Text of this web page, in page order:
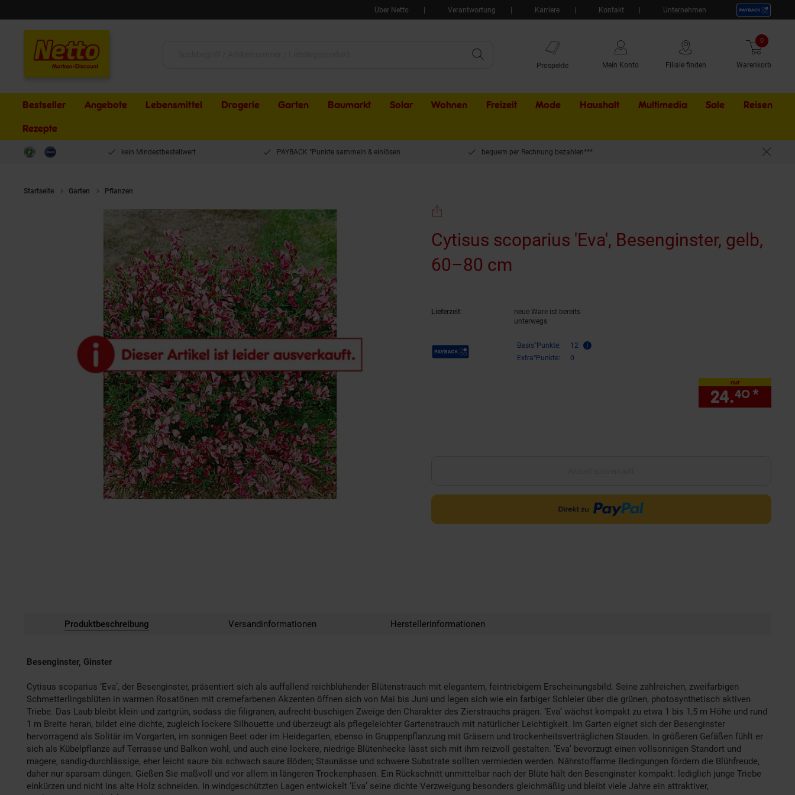
Über Netto Verantwortung Karriere Kontakt Unternehmen
Prospekte Mein Konto Filiale finden Warenkorb
0 Artikel
Bestseller Angebote Lebensmittel Drogerie Garten Baumarkt Solar Wohnen Freizeit Mode Haushalt Multimedia Sale Externer
Reisen
Rezepte
kein Mindestbestellwert PAYBACK °Punkte sammeln & einlösen bequem per Rechnung bezahlen***
Startseite Garten Pflanzen
Cytisus scoparius 'Eva', Besenginster, gelb,
60–80 cm
Lieferzeit:
neue Ware ist bereits
unterwegs
Payback Punkte Basis°Punkte:
12
Extra°Punkte:
0
nur
24.40 *
Produktbeschreibung Versandinformationen Herstellerinformationen
Besenginster, Ginster
Cytisus scoparius ‘Eva’, der Besenginster, präsentiert sich als auffallend reichblühender Blütenstrauch mit elegantem, feintriebigem Erscheinungsbild. Seine zahlreichen, zweifarbigen
Schmetterlingsblüten in warmen Rosatönen mit cremefarbenen Akzenten öffnen sich von Mai bis Juni und legen sich wie ein farbiger Schleier über die grünen, photosynthetisch aktiven
Triebe. Das Laub bleibt klein und zartgrün, sodass die filigranen, aufrecht-buschigen Zweige den Charakter des Zierstrauchs prägen. ‘Eva’ wächst kompakt zu etwa 1 bis 1,5 m Höhe und rund
1 m Breite heran, bildet eine dichte, zugleich lockere Silhouette und überzeugt als pflegeleichter Gartenstrauch mit natürlicher Leichtigkeit. Im Garten eignet sich der Besenginster
hervorragend als Solitär im Vorgarten, im sonnigen Beet oder im Heidegarten, ebenso in Gruppenpflanzung mit Gräsern und trockenheitsverträglichen Stauden. In größeren Gefäßen fühlt er
sich als Kübelpflanze auf Terrasse und Balkon wohl, und auch eine lockere, niedrige Blütenhecke lässt sich mit ihm reizvoll gestalten. ‘Eva’ bevorzugt einen vollsonnigen Standort und
magere, sandig-durchlässige, eher leicht saure bis schwach saure Böden; Staunässe und schwere Substrate sollten vermieden werden. Nährstoffarme Bedingungen fördern die Blühfreude,
daher nur sparsam düngen. Gießen Sie maßvoll und vor allem in längeren Trockenphasen. Ein Rückschnitt unmittelbar nach der Blüte hält den Besenginster kompakt: lediglich junge Triebe
einkürzen und nicht ins alte Holz schneiden. In windgeschützten Lagen entwickelt ‘Eva’ seine dichte Verzweigung besonders gleichmäßig und bleibt viele Jahre ein attraktiver,